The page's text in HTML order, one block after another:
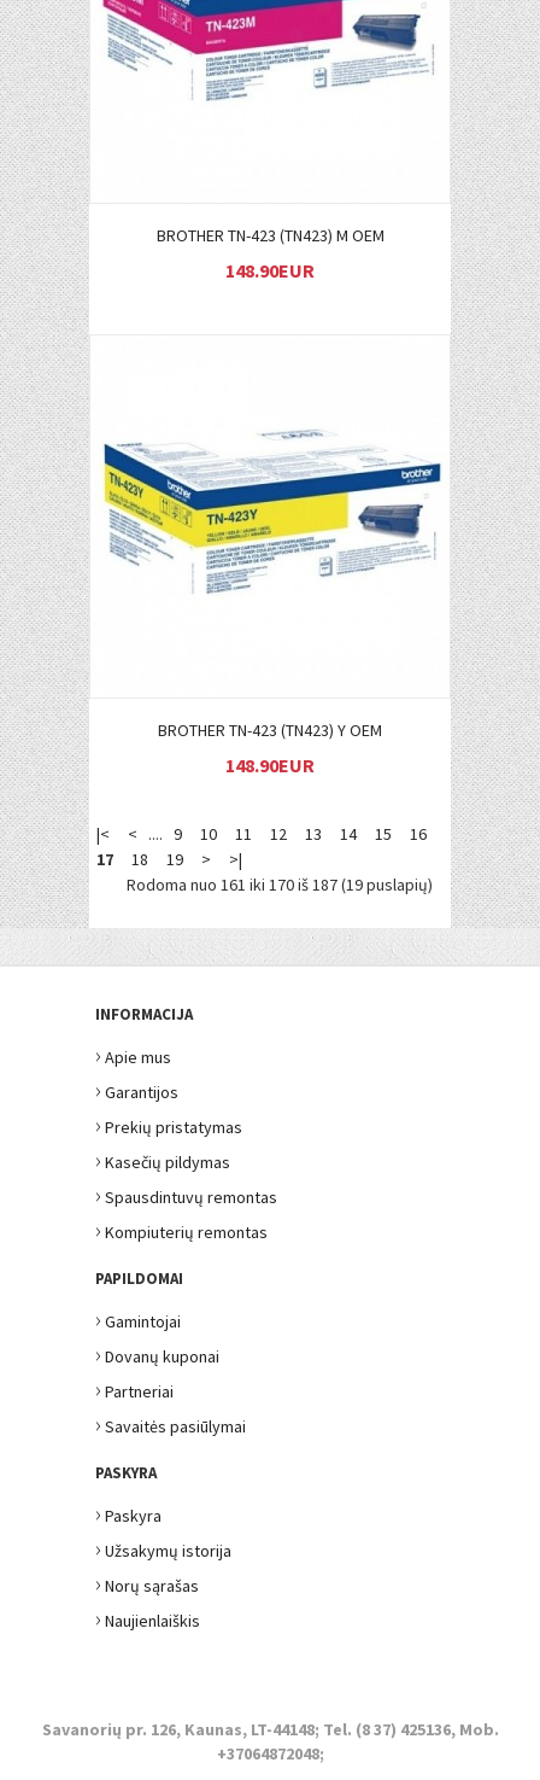
BROTHER TN-423 (TN423) M OEM
148.90EUR
Į KREPŠELĮ
BROTHER TN-423 (TN423) Y OEM
148.90EUR
|< < .... 9 10 11 12 13 14 15
16
17
18 19 >
>|
Rodoma nuo 161 iki 170 iš 187 (19 puslapių)
INFORMACIJA
› Apie mus
› Garantijos
› Prekių pristatymas
› Kasečių pildymas
› Spausdintuvų remontas
› Kompiuterių remontas
PAPILDOMAI
› Gamintojai
› Dovanų kuponai
› Partneriai
› Savaitės pasiūlymai
PASKYRA
› Paskyra
› Užsakymų istorija
› Norų sąrašas
› Naujienlaiškis
Savanorių pr. 126, Kaunas, LT-44148; Tel. (8 37) 425136, Mob.
+37064872048;